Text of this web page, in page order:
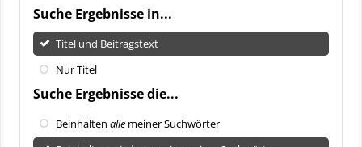
Suche Ergebnisse in...
Titel und Beitragstext
Nur Titel
Suche Ergebnisse die...
Beinhalten alle meiner Suchwörter